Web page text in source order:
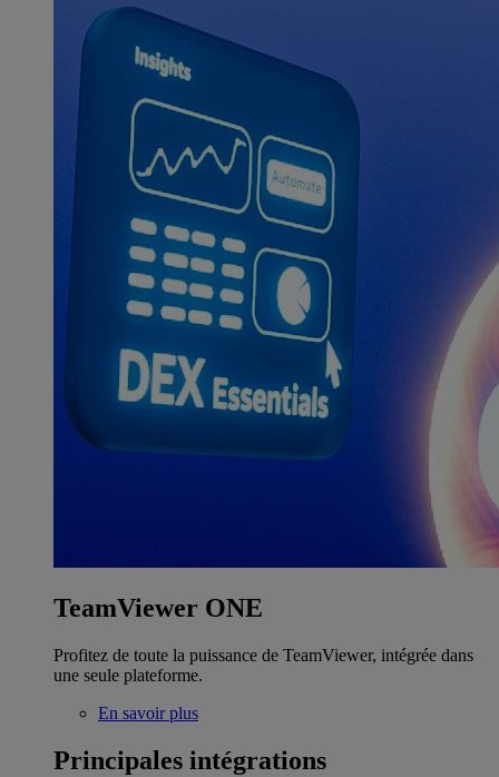
TeamViewer ONE
Profitez de toute la puissance de TeamViewer, intégrée dans
une seule plateforme.
En savoir plus
Principales intégrations